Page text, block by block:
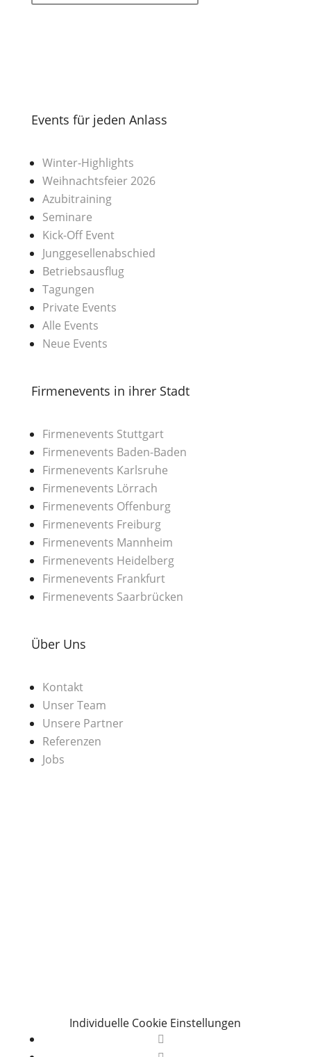
Events für jeden Anlass
Winter-Highlights
Weihnachtsfeier 2026
Azubitraining
Seminare
Kick-Off Event
Junggesellenabschied
Betriebsausflug
Tagungen
Private Events
Alle Events
Neue Events
Firmenevents in ihrer Stadt
Firmenevents Stuttgart
Firmenevents Baden-Baden
Firmenevents Karlsruhe
Firmenevents Lörrach
Firmenevents Offenburg
Firmenevents Freiburg
Firmenevents Mannheim
Firmenevents Heidelberg
Firmenevents Frankfurt
Firmenevents Saarbrücken
Über Uns
Kontakt
Unser Team
Unsere Partner
Referenzen
Jobs
Individuelle Cookie Einstellungen